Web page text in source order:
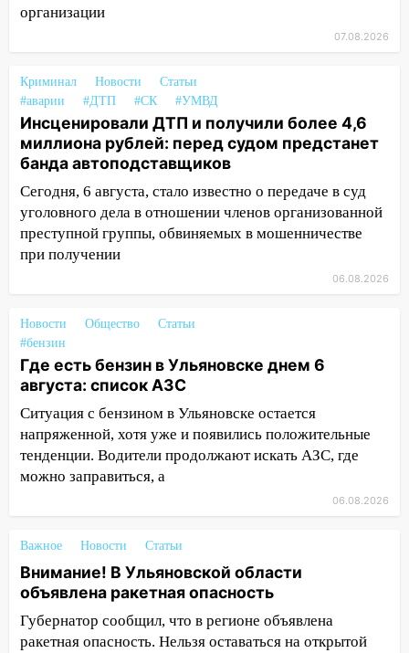
Чемпионате России
В Ульяновской области убрали
зернобобовых культур
15:51 Бросила кирпич в жену брата: в
Ульяновской области завели дело на
агрессивную женщину
15:47 На улице Радищева сбили
курьера: крупная авария в Ульяновске
15:15
Проводил до квартиры и ограбил:
новый кавалер женщины оказался
14:26
В Ульяновске ограничат движение
по улице Ефремова
14:23 67% ульяновцев готовы
передумать увольняться, если им
повысят зарплату
14:01 Инсценировали ДТП и получили
более 4,6 миллиона рублей: перед
судом предстанет банда
13:36 В Инзе произошел крупный пожар
13:00 В суде защитили репутацию
мужчины, которого необоснованно
обвиняли в жестоком обращении с
животными
организации
07.08.2026
Криминал Новости
Статьи
#аварии
#ДТП #СК #УМВД
Инсценировали ДТП и получили более 4,6
миллиона рублей: перед судом предстанет
банда автоподставщиков
Сегодня, 6 августа, стало известно о передаче в суд
уголовного дела в отношении членов организованной
преступной группы, обвиняемых в мошенничестве
при получении
06.08.2026
Новости Общество
Статьи
#бензин
Где есть бензин в Ульяновске днем 6
августа: список АЗС
Ситуация с бензином в Ульяновске остается
напряженной, хотя уже и появились положительные
тенденции. Водители продолжают искать АЗС, где
можно заправиться, а
06.08.2026
Важное Новости Статьи
Внимание! В Ульяновской области
объявлена ракетная опасность
Губернатор сообщил, что в регионе объявлена
ракетная опасность. Нельзя оставаться на открытой